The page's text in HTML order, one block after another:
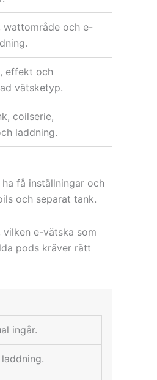
wattområde och e-
effekt och
vätsketyp.
coilserie,
laddning.
få inställningar och
och separat tank.
e-vätska som
pods kräver rätt
ingår.